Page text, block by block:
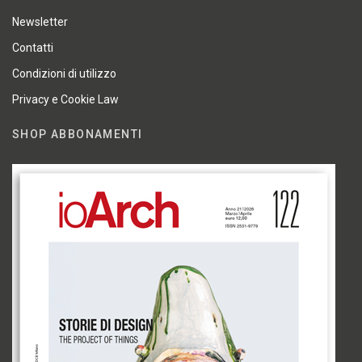
Newsletter
Contatti
Condizioni di utilizzo
Privacy e Cookie Law
SHOP ABBONAMENTI